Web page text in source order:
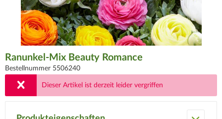
Ranunkel-Mix Beauty Romance
Bestellnummer 5506240
Dieser Artikel ist derzeit leider vergriffen